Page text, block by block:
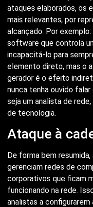
ataques elaborados, os
mais relevantes, por
alcançado. Por
software que controla
incapacitá-lo para
elemento direto, mas o
gerador é o efeito
nunca tenha ouvido
seja um analista de
de tecnologia.
Ataque à
De forma bem
gerenciam redes de
corporativos que ficam
funcionando na rede.
analistas a configurarem